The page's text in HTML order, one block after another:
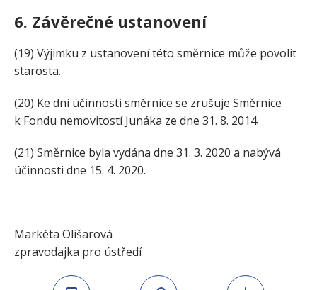
6. Závěrečné ustanovení
(19) Výjimku z ustanovení této směrnice může povolit
starosta.
(20) Ke dni účinnosti směrnice se zrušuje Směrnice
k Fondu nemovitostí Junáka ze dne 31. 8. 2014.
(21) Směrnice byla vydána dne 31. 3. 2020 a nabývá
účinnosti dne 15. 4. 2020.
Markéta Olišarová
zpravodajka pro ústředí